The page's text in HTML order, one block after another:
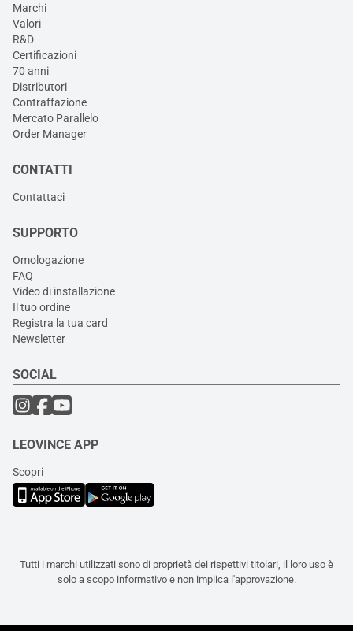
Marchi
Valori
R&D
Certificazioni
70 anni
Distributori
Contraffazione
Mercato Parallelo
Order Manager
CONTATTI
Contattaci
SUPPORTO
Omologazione
FAQ
Video di installazione
Il tuo ordine
Registra la tua card
Newsletter
SOCIAL
LEOVINCE APP
Scopri
Tutti i marchi utilizzati sono di proprietà dei rispettivi titolari, il loro uso è
solo a scopo informativo e non implica l'approvazione.